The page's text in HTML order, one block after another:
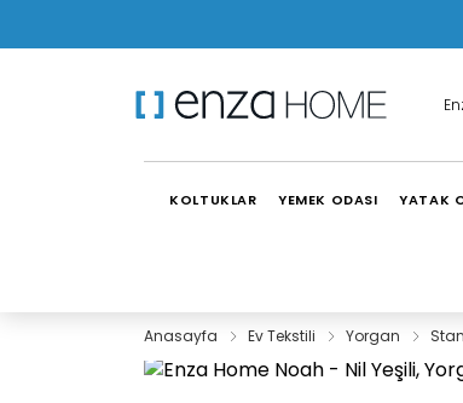
KOLTUKLAR YEMEK ODASI YATAK
Anasayfa Ev Tekstili Yorgan